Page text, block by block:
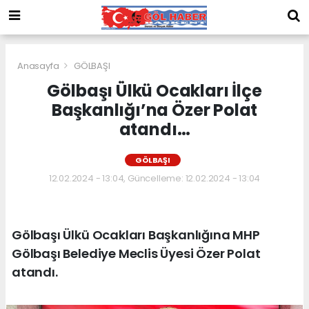
Anasayfa GÖLBAŞI
Gölbaşı Ülkü Ocakları İlçe
Başkanlığı’na Özer Polat
atandı…
GÖLBAŞI
12.02.2024 - 13:04, Güncelleme: 12.02.2024 - 13:04
Gölbaşı Ülkü Ocakları Başkanlığına MHP
Gölbaşı Belediye Meclis Üyesi Özer Polat
atandı.